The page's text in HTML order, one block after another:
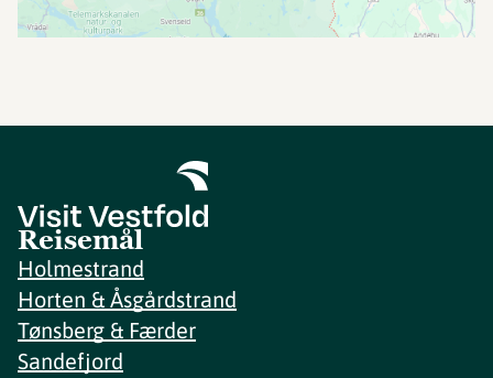
Reisemål
Holmestrand
Horten & Åsgårdstrand
Tønsberg & Færder
Sandefjord